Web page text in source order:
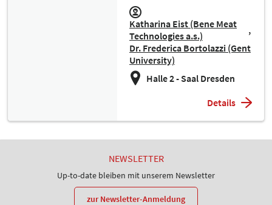
Katharina Eist (Bene Meat
Technologies a.s.)
Dr. Frederica Bortolazzi (Gent
University)
Halle 2 - Saal Dresden
Details
NEWSLETTER
Up-to-date bleiben mit unserem Newsletter
zur Newsletter-Anmeldung